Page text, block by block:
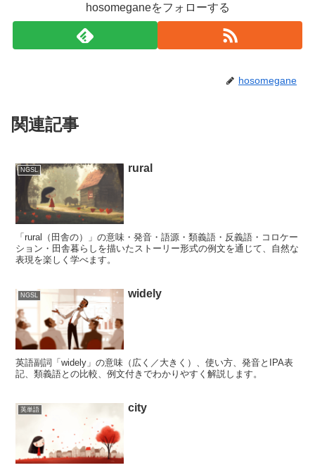
hosomeganeをフォローする
hosomegane
関連記事
NGSL rural
「rural（田舎の）」の意味・発音・語源・類義語・反義語・コロケー
ション・田舎暮らしを描いたストーリー形式の例文を通じて、自然な
表現を楽しく学べます。
NGSL widely
英語副詞「widely」の意味（広く／大きく）、使い方、発音とIPA表
記、類義語との比較、例文付きでわかりやすく解説します。
英単語 city